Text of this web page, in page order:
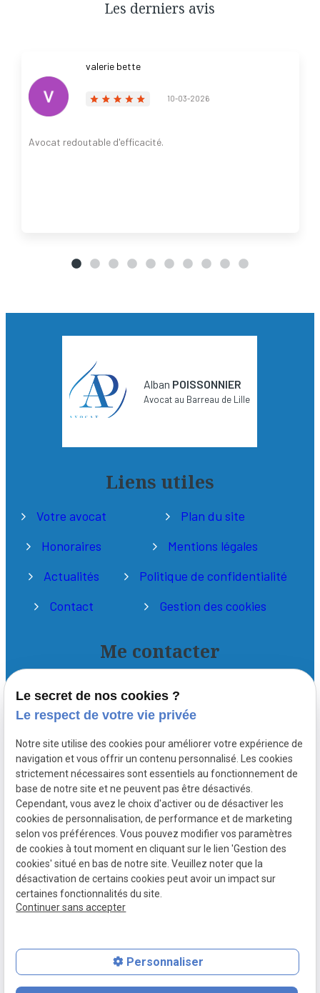
Les derniers avis
valerie bette
10-03-2026
Avocat redoutable d'efficacité.
Alban POISSONNIER
Avocat au Barreau de Lille
Liens utiles
Votre avocat
Honoraires
Actualités
Contact
Plan du site
Mentions légales
Politique de confidentialité
Gestion des cookies
Me contacter
03 66 88 25 68
apoissonnier@spps.com
44 avenue du Peuple Belge 59800 Lille
Le secret de nos cookies ?
Le respect de votre vie privée
Notre site utilise des cookies pour améliorer votre expérience de
navigation et vous offrir un contenu personnalisé. Les cookies
strictement nécessaires sont essentiels au fonctionnement de
base de notre site et ne peuvent pas être désactivés.
Cependant, vous avez le choix d'activer ou de désactiver les
cookies de personnalisation, de performance et de marketing
selon vos préférences. Vous pouvez modifier vos paramètres
de cookies à tout moment en cliquant sur le lien 'Gestion des
cookies' situé en bas de notre site. Veuillez noter que la
désactivation de certains cookies peut avoir un impact sur
certaines fonctionnalités du site.
Continuer sans accepter
Personnaliser